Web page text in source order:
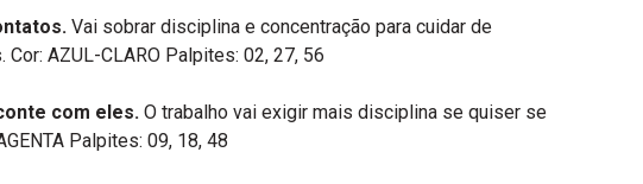
volume.
Vai sobrar disciplina e concentração para cuidar de
AZUL-CLARO Palpites: 02, 27, 56
com eles. O trabalho vai exigir mais disciplina se quiser se
Palpites: 09, 18, 48